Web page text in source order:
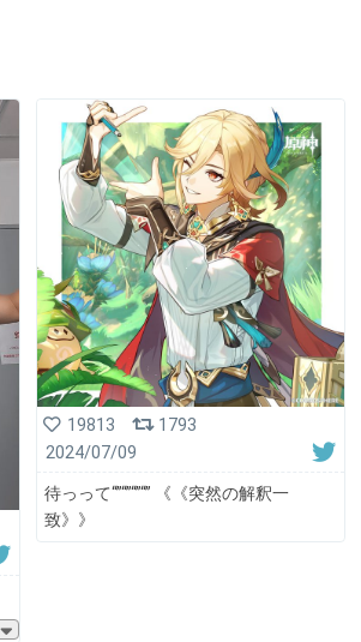
19813
1793
2024/07/09
待っって“”“”“”“” 《《突然の解釈一
致》》